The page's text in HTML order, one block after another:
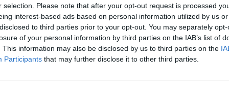
selection. Please note that after your opt-out request is processed
interest-based ads based on personal information utilized by us
to third parties prior to your opt-out. You may separately
of your personal information by third parties on the IAB’s list of
This information may also be disclosed by us to third parties on the
Participants that may further disclose it to other third parties.
όπου τα δύο ή και τα τρία παιδιά θα πρέπει
πρόβλημα ένεκα του γεγονότος ότι δεν έχουν
όλα τα παιδιά τα μαθήματα τους.
λόγω της πανδημίας επηρέασαν πάρα πολλές
αγορά επιπρόσθετων συσκευών δημιουργεί